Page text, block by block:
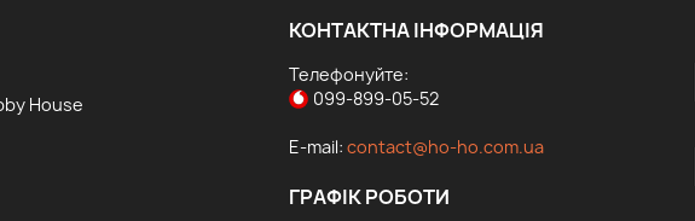
House
КОНТАКТНА ІНФОРМАЦІЯ
Телефонуйте:
099-899-05-52
E-mail: contact@ho-ho.com.ua
ГРАФІК РОБОТИ